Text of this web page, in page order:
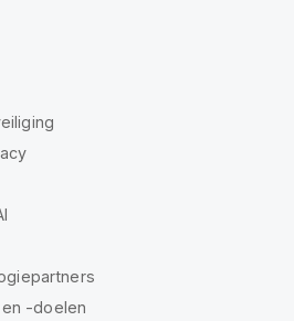
-doelen